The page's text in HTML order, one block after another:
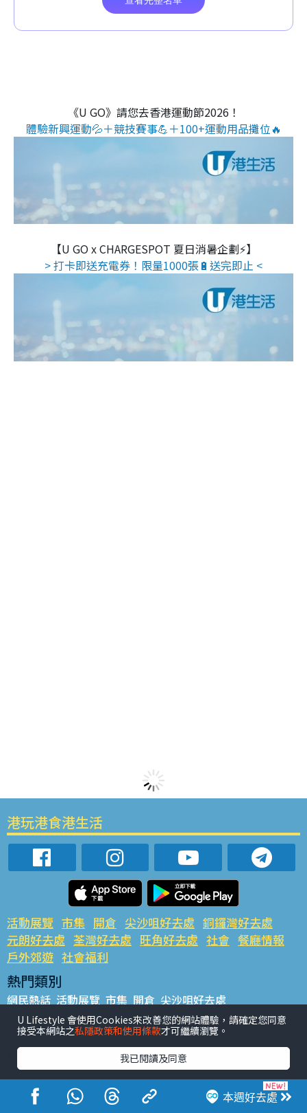
《U GO》請您去香港運動節2026！
體驗新興運動💦＋競技賽事💪＋100+運動用品攤位🔥
【U GO x CHARGESPOT 夏日消暑企劃⚡】
> 打卡即送充電券！限量1000張🔋送完即止 <
本週好去處
港玩港食港生活
活動展覽 市集 開倉 尖沙咀好去處 銅鑼灣好去處
元朗好去處 荃灣好去處 旺角好去處 社會 餐廳情報
戶外郊遊 社會福利
熱門類別
網民熱話 活動展覽 市集 開倉 尖沙咀好去處
銅鑼灣好去處 元朗好去處 荃灣好去處 旺角好去處 社會
餐廳情報 戶外郊遊
熱門標籤
#UGO搵好去處 #人氣活動推介 #美食社群熱話
#親子玩樂好去處
#ULifestyle應用程式
#限時搶
#UJetso禮物放送
#ULifestyle商戶中心 #著數 #網絡熱話
U Lifestyle 會使用Cookies來改善您的網站體驗，請確定您同意
接受本網站之私隱政策和使用條款才可繼續瀏覽。
我已閱讀及同意